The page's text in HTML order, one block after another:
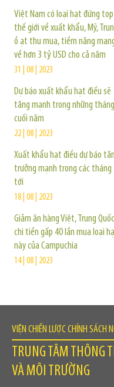
Việt Nam có loại hạt đứng top
thế giới về xuất khẩu, Mỹ,
ồ ạt thu mua, tiềm năng
về hơn 3 tỷ USD cho cả năm
31 | 08 | 2023
Dự báo xuất khẩu hạt điều sẽ
tăng mạnh trong những tháng
cuối năm
22 | 08 | 2023
Xuất khẩu hạt điều dự báo
trưởng mạnh trong các tháng
tới
18 | 08 | 2023
Giảm ăn hàng Việt, Trung Quốc
chi tiền gấp 40 lần mua loại
này của Campuchia
14 | 08 | 2023
VIỆN CHIẾN LƯỢC CHÍNH SÁCH
TRUNG TÂM THÔNG
VÀ MÔI TRƯỜNG